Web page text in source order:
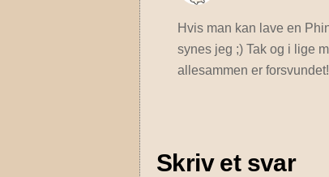
Hvis man kan lave en
synes jeg ;)Tak og i lige
allesammen er forsvundet!
Skriv et svar